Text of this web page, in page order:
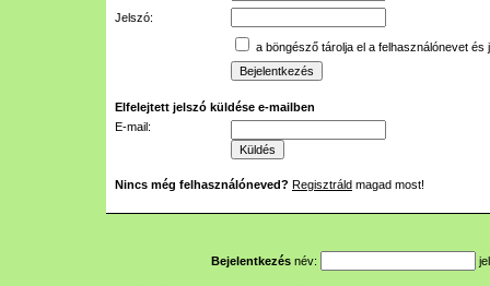
Jelszó:
a böngésző tárolja el a felhasználónevet és
Elfelejtett jelszó küldése e-mailben
E-mail:
Nincs még felhasználóneved? Regisztráld magad most!
Bejelentkezés név: